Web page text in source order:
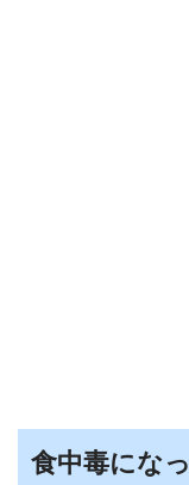
食中毒にな